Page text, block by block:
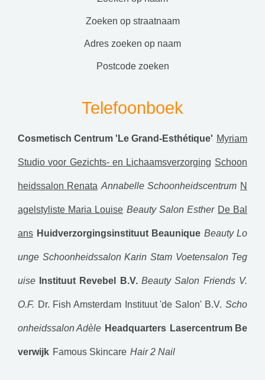
zoeken op straatnaam
adres zoeken op naam
postcode zoeken
Telefoonboek
Cosmetisch Centrum 'Le Grand-Esthétique' Myriam
Studio voor Gezichts- en Lichaamsverzorging Schoon
heidssalon Renata Annabelle Schoonheidscentrum N
agelstyliste Maria Louise Beauty Salon Esther De Bal
ans Huidverzorgingsinstituut Beaunique Beauty Lo
unge Schoonheidssalon Karin Stam Voetensalon Teg
uise Instituut Revebel B.V. Beauty Salon Friends V.
O.F. Dr. Fish Amsterdam Instituut 'de Salon' B.V. Scho
onheidssalon Adèle Headquarters Lasercentrum Be
verwijk Famous Skincare Hair 2 Nail